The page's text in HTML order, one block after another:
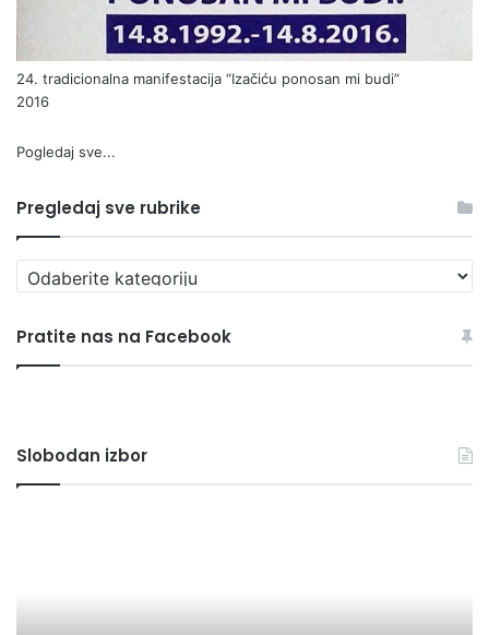
24. tradicionalna manifestacija “Izačiću ponosan mi budi”
2016
Pogledaj sve...
Pregledaj sve rubrike
Pregledaj
sve
Pratite nas na Facebook
Slobodan izbor